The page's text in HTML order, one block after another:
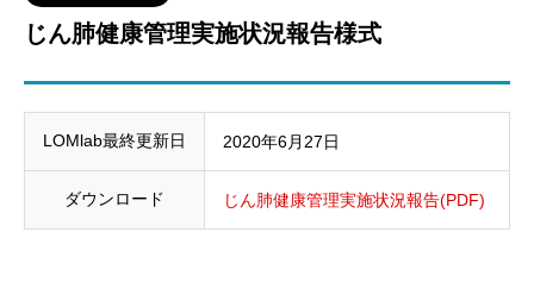
じん肺健康管理実施状況報告様式
LOMlab最終更新日 2020年6月27日
ダウンロード じん肺健康管理実施状況報告(PDF)